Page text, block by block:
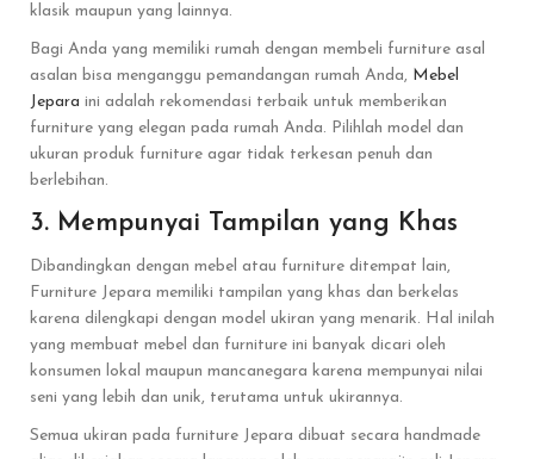
klasik maupun yang lainnya.
Bagi Anda yang memiliki rumah dengan membeli furniture asal
asalan bisa menganggu pemandangan rumah Anda, Mebel
Jepara ini adalah rekomendasi terbaik untuk memberikan
furniture yang elegan pada rumah Anda. Pilihlah model dan
ukuran produk furniture agar tidak terkesan penuh dan
berlebihan.
3. Mempunyai Tampilan yang Khas
Dibandingkan dengan mebel atau furniture ditempat lain,
Furniture Jepara memiliki tampilan yang khas dan berkelas
karena dilengkapi dengan model ukiran yang menarik. Hal inilah
yang membuat mebel dan furniture ini banyak dicari oleh
konsumen lokal maupun mancanegara karena mempunyai nilai
seni yang lebih dan unik, terutama untuk ukirannya.
Semua ukiran pada furniture Jepara dibuat secara handmade